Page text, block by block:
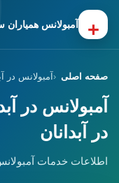
+ آمبولانس همیاران
صفحه اصلی آمبولانس در
آمبولانس در
در آبدانان
اطلاعات خدمات